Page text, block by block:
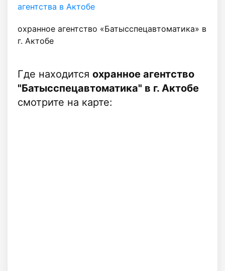
агентства в Актобе
охранное агентство «Батысспецавтоматика» в
г. Актобе
Где находится охранное агентство
"Батысспецавтоматика" в г. Актобе
смотрите на карте: